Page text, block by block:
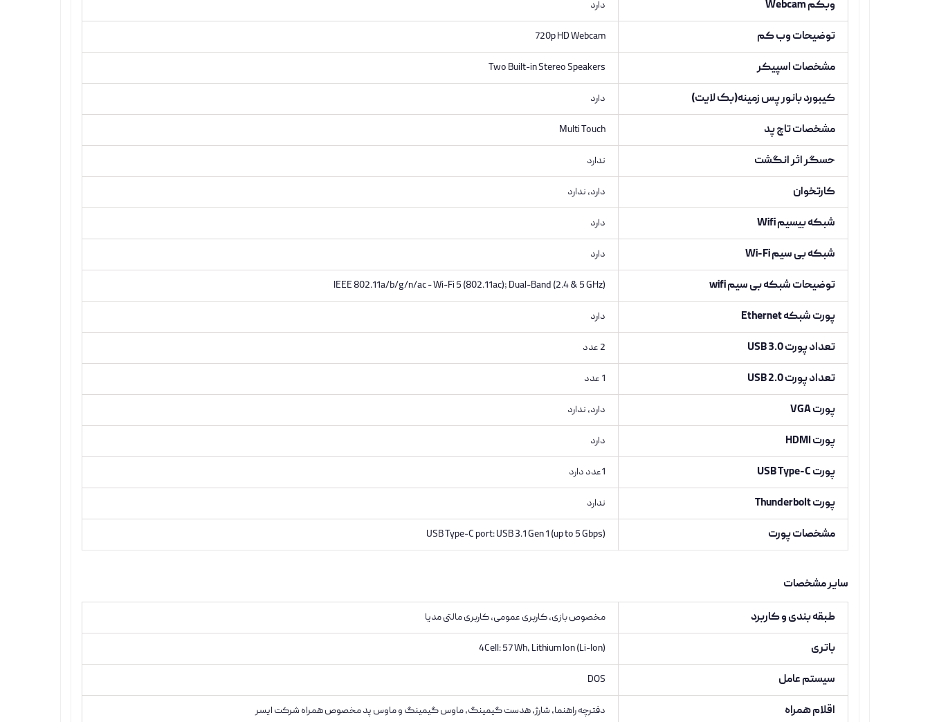
وبکم Webcam دارد
توضیحات وب کم 720p HD Webcam
مشخصات اسپیکر Two Built-in Stereo Speakers
کیبورد بانور پس زمینه(بک لایت) دارد
مشخصات تاچ پد Multi Touch
حسگر اثر انگشت ندارد
کارتخوان دارد, ندارد
شبکه بیسیم Wifi دارد
شبکه بی سیم Wi-Fi دارد
توضیحات شبکه بی سیم wifi IEEE 802.11a/b/g/n/ac - Wi-Fi 5 (802.11ac); Dual-Band (2.4 & 5 GHz)
پورت شبکه Ethernet دارد
تعداد پورت USB 3.0 2 عدد
تعداد پورت USB 2.0 1 عدد
پورت VGA دارد, ندارد
پورت HDMI دارد
پورت USB Type-C 1عدد دارد
پورت Thunderbolt ندارد
مشخصات پورت USB Type-C port: USB 3.1 Gen 1 (up to 5 Gbps)
سایر مشخصات
طبقه بندی و کاربرد مخصوص بازی, کاربری عمومی, کاربری مالتی مدیا
باتری 4Cell: 57 Wh, Lithium Ion (Li-Ion)
سیستم عامل DOS
اقلام همراه دفترچه راهنما، شارژ، هدست گیمینگ، ماوس گیمینگ و ماوس پد مخصوص همراه شرکت ایسر